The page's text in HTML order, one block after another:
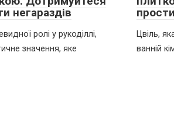
негараздів
ролі у рукоділлі,
значення, яке
Цвіль,
ванній